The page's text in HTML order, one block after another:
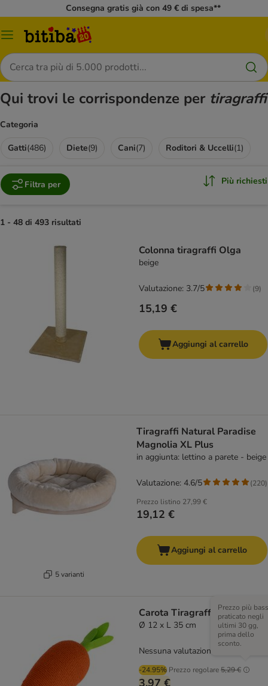
Consegna gratis già con 49 € di spesa**
Overview
Cerca
Qui trovi le corrispondenze per tiragraffi
Categoria
Gatti(486) Diete(9) Cani(7) Roditori & Uccelli(1)
Filtra per Più richiesti
1 - 48 di 493 risultati
Colonna tiragraffi Olga
beige
15,19 €
Valutazione: 3.7/5 (9)
Aggiungi al carrello
5 varianti
Tiragraffi Natural Paradise
Magnolia XL Plus
in aggiunta: lettino a parete - beige
Prezzo listino 27,99 €
19,12 €
Valutazione: 4.6/5 (220)
Aggiungi al carrello
Carota Tiragraffi TIAKI
Ø 12 x L 35 cm
-24.95% Prezzo regolare5,29 €
Prezzo più
praticato negli
ultimi 30 gg,
prima dello
sconto.
3,97 €
Nessuna valutazione